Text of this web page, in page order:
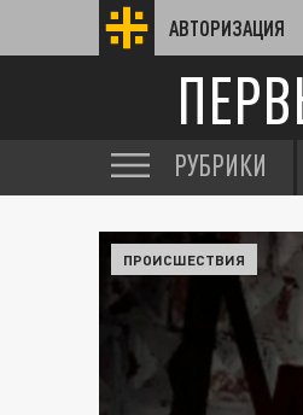
АВТОРИЗАЦИЯ
РУБРИКИ
ПРОИСШЕСТВИЯ